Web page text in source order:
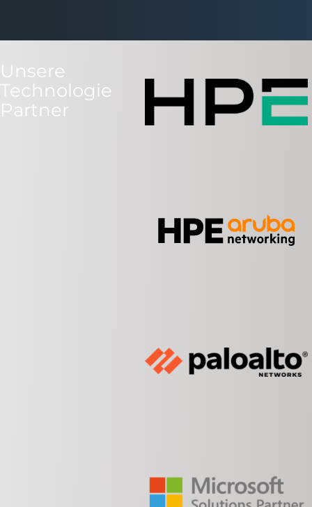
Unsere
Technologie
Partner